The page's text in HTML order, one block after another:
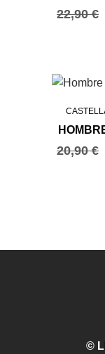
22,90€
20,90€
©